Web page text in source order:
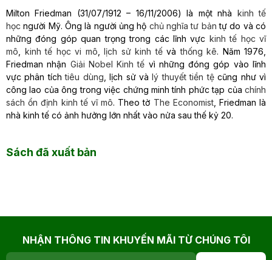
Milton Friedman (31/07/1912 – 16/11/2006) là một nhà kinh tế
học người Mỹ. Ông là người ủng hộ chủ nghĩa tư bản tự do và có
những đóng góp quan trọng trong các lĩnh vực kinh tế học vĩ
mô
kinh tế học vi mô lịch sử kinh tếvàthống kê. Năm 1976,
Friedman nhận Giải Nobel Kinh tế vì những đóng góp vào lĩnh
vực phân tíchtiêu dùng , lịch sử vàlý thuyết tiền tệcũng như vì
công lao của ông trong việc chứng minh tính phức tạp của chính
sách ổn định kinh tế vĩ mô. Theo tờ The Economist, Friedman là
nhà kinh tế có ảnh hưởng lớn nhất vào nửa sau thế kỷ 20.
Sách đã xuất bản
NHẬN THÔNG TIN KHUYẾN MÃI TỪ CHÚNG TÔI